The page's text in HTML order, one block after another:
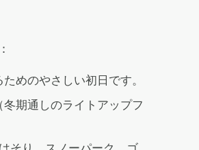
めのやさしい初日です。
期通しのライトアップフ